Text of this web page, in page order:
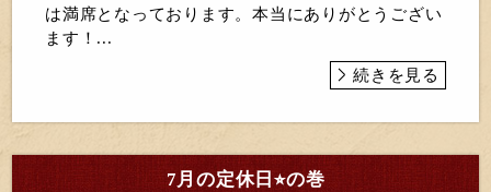
は満席となっております。本当にありがとうござい
ます！...
続きを見る
7月の定休日⭐︎の巻